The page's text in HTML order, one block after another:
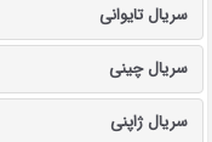
سریال تایوانی
سریال چینی
سریال ژاپنی